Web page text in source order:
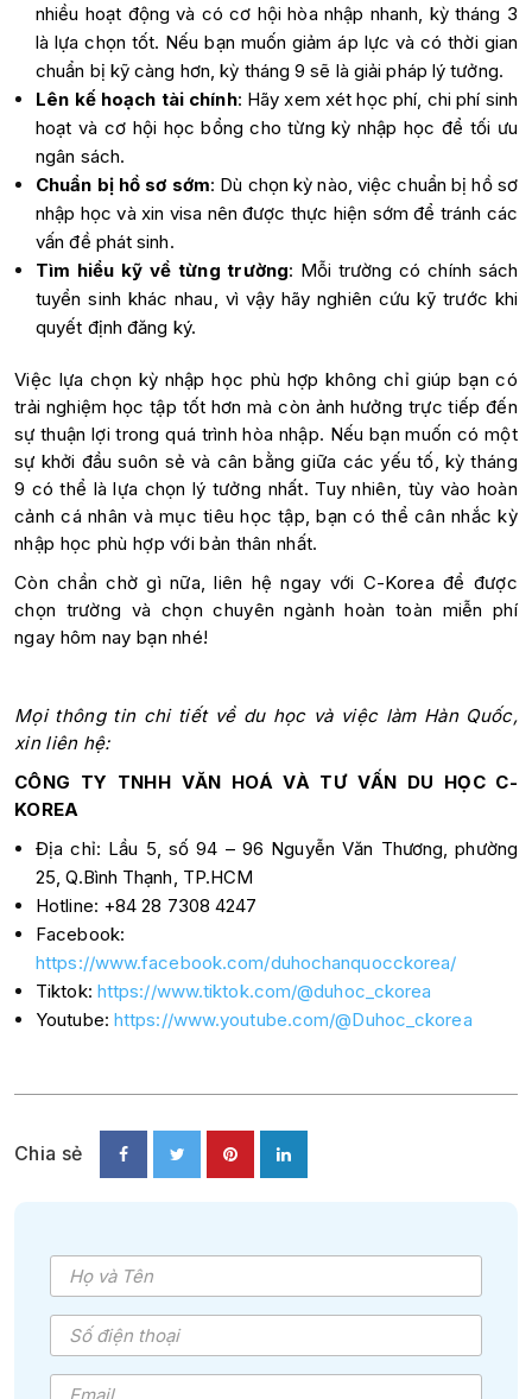
nhiều hoạt động và có cơ hội hòa nhập nhanh, kỳ tháng 3
là lựa chọn tốt. Nếu bạn muốn giảm áp lực và có thời gian
chuẩn bị kỹ càng hơn, kỳ tháng 9 sẽ là giải pháp lý tưởng.
Lên kế hoạch tài chính: Hãy xem xét học phí, chi phí sinh
hoạt và cơ hội học bổng cho từng kỳ nhập học để tối ưu
ngân sách.
Chuẩn bị hồ sơ sớm: Dù chọn kỳ nào, việc chuẩn bị hồ sơ
nhập học và xin visa nên được thực hiện sớm để tránh các
vấn đề phát sinh.
Tìm hiểu kỹ về từng trường: Mỗi trường có chính sách
tuyển sinh khác nhau, vì vậy hãy nghiên cứu kỹ trước khi
quyết định đăng ký.
Việc lựa chọn kỳ nhập học phù hợp không chỉ giúp bạn có
trải nghiệm học tập tốt hơn mà còn ảnh hưởng trực tiếp đến
sự thuận lợi trong quá trình hòa nhập. Nếu bạn muốn có một
sự khởi đầu suôn sẻ và cân bằng giữa các yếu tố, kỳ tháng
9 có thể là lựa chọn lý tưởng nhất. Tuy nhiên, tùy vào hoàn
cảnh cá nhân và mục tiêu học tập, bạn có thể cân nhắc kỳ
nhập học phù hợp với bản thân nhất.
Còn chần chờ gì nữa, liên hệ ngay với C-Korea để được
chọn trường và chọn chuyên ngành hoàn toàn miễn phí
ngay hôm nay bạn nhé!
Mọi thông tin chi tiết về du học và việc làm Hàn Quốc,
xin liên hệ:
CÔNG TY TNHH VĂN HOÁ VÀ TƯ VẤN DU HỌC C-
KOREA
Địa chỉ: Lầu 5, số 94 – 96 Nguyễn Văn Thương, phường
25, Q.Bình Thạnh, TP.HCM
Hotline: +84 28 7308 4247
Facebook:
https://www.facebook.com/duhochanquocckorea/
Tiktok: https://www.tiktok.com/@duhoc_ckorea
Youtube: https://www.youtube.com/@Duhoc_ckorea
Chia sẻ